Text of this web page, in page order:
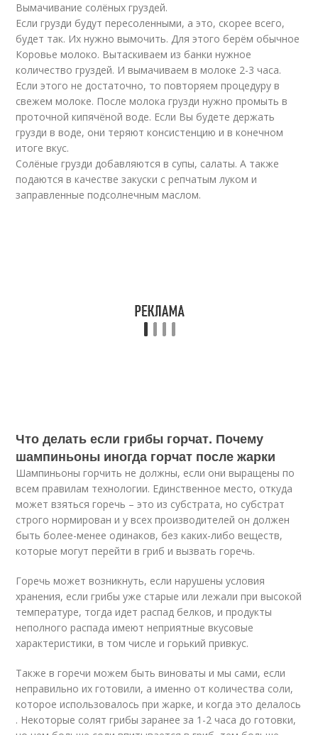
Вымачивание солёных груздей.
Если грузди будут пересоленными, а это, скорее всего,
будет так. Их нужно вымочить. Для этого берём обычное
Коровье молоко. Вытаскиваем из банки нужное
количество груздей. И вымачиваем в молоке 2-3 часа.
Если этого не достаточно, то повторяем процедуру в
свежем молоке. После молока грузди нужно промыть в
проточной кипячёной воде. Если Вы будете держать
грузди в воде, они теряют консистенцию и в конечном
итоге вкус.
Солёные грузди добавляются в супы, салаты. А также
подаются в качестве закуски с репчатым луком и
заправленные подсолнечным маслом.
Что делать если грибы горчат. Почему
шампиньоны иногда горчат после жарки
Шампиньоны горчить не должны, если они выращены по
всем правилам технологии. Единственное место, откуда
может взяться горечь – это из субстрата, но субстрат
строго нормирован и у всех производителей он должен
быть более-менее одинаков, без каких-либо веществ,
которые могут перейти в гриб и вызвать горечь.
Горечь может возникнуть, если нарушены условия
хранения, если грибы уже старые или лежали при высокой
температуре, тогда идет распад белков, и продукты
неполного распада имеют неприятные вкусовые
характеристики, в том числе и горький привкус.
Также в горечи можем быть виноваты и мы сами, если
неправильно их готовили, а именно от количества соли,
которое использовалось при жарке, и когда это делалось
. Некоторые солят грибы заранее за 1-2 часа до готовки,